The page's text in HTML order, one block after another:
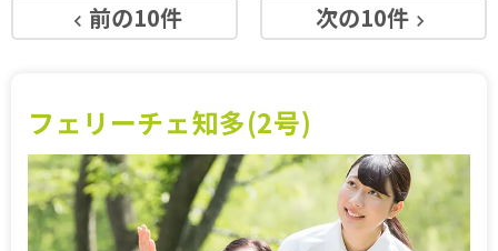
施設特集一覧
ブログ一覧
お気に入り一覧
keyboard_arrow_left 前の10件
次の10件 keyboard_arrow_right
フェリーチェ知多(2号)